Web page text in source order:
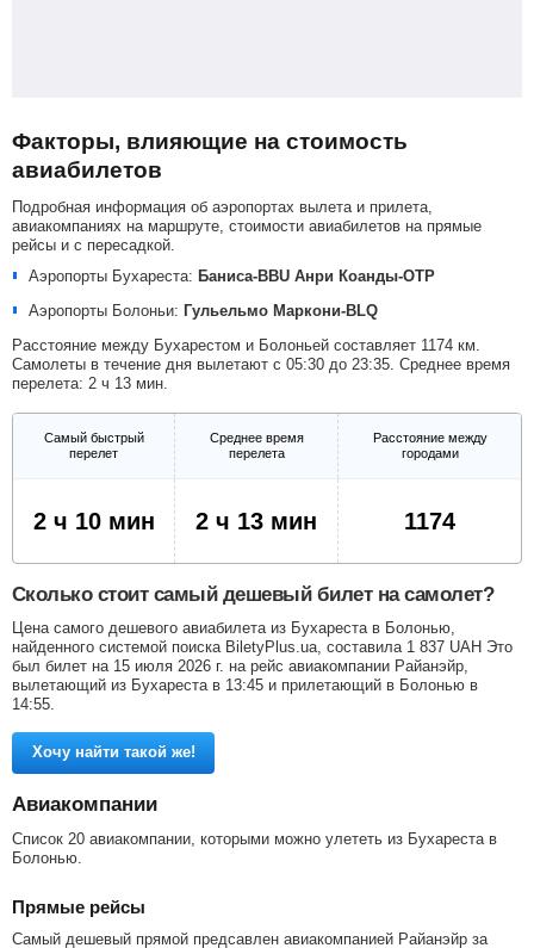
Факторы, влияющие на стоимость
авиабилетов
Подробная информация об аэропортах вылета и прилета,
авиакомпаниях на маршруте, стоимости авиабилетов на прямые
рейсы и с пересадкой.
Аэропорты Бухареста: Баниса-BBU Анри Коанды-OTP
Аэропорты Болоньи: Гульельмо Маркони-BLQ
Расстояние между Бухарестом и Болоньей составляет 1174 км.
Самолеты в течение дня вылетают с 05:30 до 23:35. Среднее время
перелета: 2 ч 13 мин.
Самый быстрый
перелет
Среднее время
перелета
Расстояние между
городами
2 ч 10 мин 2 ч 13 мин 1174
Сколько стоит самый дешевый билет на самолет?
Цена самого дешевого авиабилета из Бухареста в Болонью,
найденного системой поиска BiletyPlus.ua, составила 1 837 UAH Это
был билет на 15 июля 2026 г. на рейс авиакомпании Райанэйр,
вылетающий из Бухареста в 13:45 и прилетающий в Болонью в
14:55.
Хочу найти такой же!
Авиакомпании
Список 20 авиакомпании, которыми можно улететь из Бухареста в
Болонью.
Прямые рейсы
Самый дешевый прямой предсавлен авиакомпанией Райанэйр за